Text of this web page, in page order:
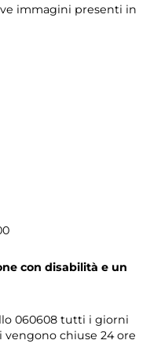
immagini presenti in
con disabilità e un
060608 tutti i giorni
vengono chiuse 24 ore